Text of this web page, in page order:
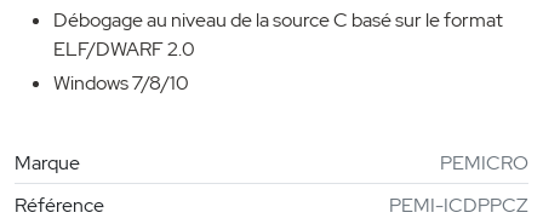
Débogage au niveau de la source C basé sur le format
ELF/DWARF 2.0
Windows 7/8/10
Marque
PEMICRO
Référence
PEMI-ICDPPCZ